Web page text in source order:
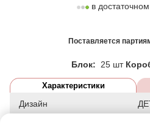
в
Поставляется
Блок: 25 шт
Характеристики
Дизайн